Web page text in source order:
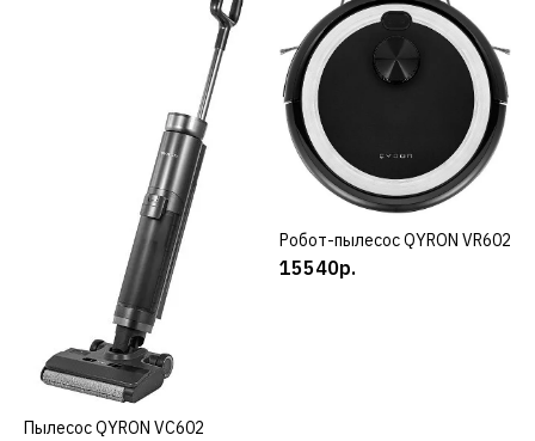
ДОБАВИТЬ К СРАВНЕНИЮ
ДОБАВИТЬ В ПОЖЕЛАНИЯ
QYRON
Кофемашина QYRON
CM901
39840р.
КУПИТЬ
Пылесос QYRON VC602
КУПИТЬ
Робот-пылесос QYRON VR602
15540р.